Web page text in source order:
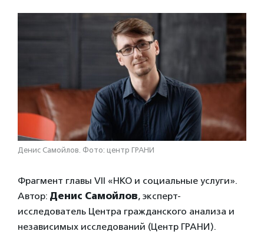
Денис Самойлов. Фото: центр ГРАНИ
Фрагмент главы VII «НКО и социальные услуги».
Автор: Денис Самойлов, эксперт-
исследователь Центра гражданского анализа и
независимых исследований (Центр ГРАНИ).